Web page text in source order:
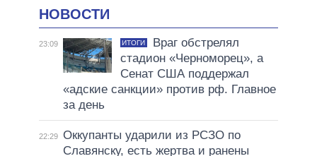
НОВОСТИ
23:09 ИТОГИ
Враг обстрелял
стадион «Черноморец», а
Сенат США поддержал
«адские санкции» против рф. Главное
за день
22:29 Оккупанты ударили из РСЗО по
Славянску, есть жертва и ранены